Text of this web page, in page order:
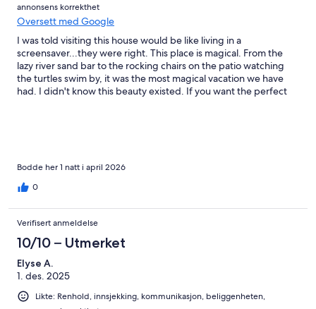
annonsens korrekthet
Oversett med Google
I was told visiting this house would be like living in a
screensaver...they were right. This place is magical. From the
lazy river sand bar to the rocking chairs on the patio watching
the turtles swim by, it was the most magical vacation we have
had. I didn't know this beauty existed. If you want the perfect
Bodde her 1 natt i april 2026
0
Verifisert anmeldelse
10/10 – Utmerket
Elyse A.
1. des. 2025
Likte: Renhold, innsjekking, kommunikasjon, beliggenheten,